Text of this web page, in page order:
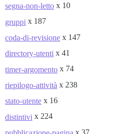
segna-non-letto x 10
gruppi x 187
coda-di-revisione x 147
directory-utenti x 41
timer-argomento x 74
riepilogo-attività x 238
stato-utente x 16
distintivi x 224
x 37